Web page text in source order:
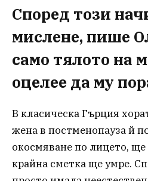
Според този
мислене, пише
само тялото на
оцелее да му
В класическа Гърция
жена в постменопауза й
окосмяване по лицето, ще
крайна сметка ще умре.